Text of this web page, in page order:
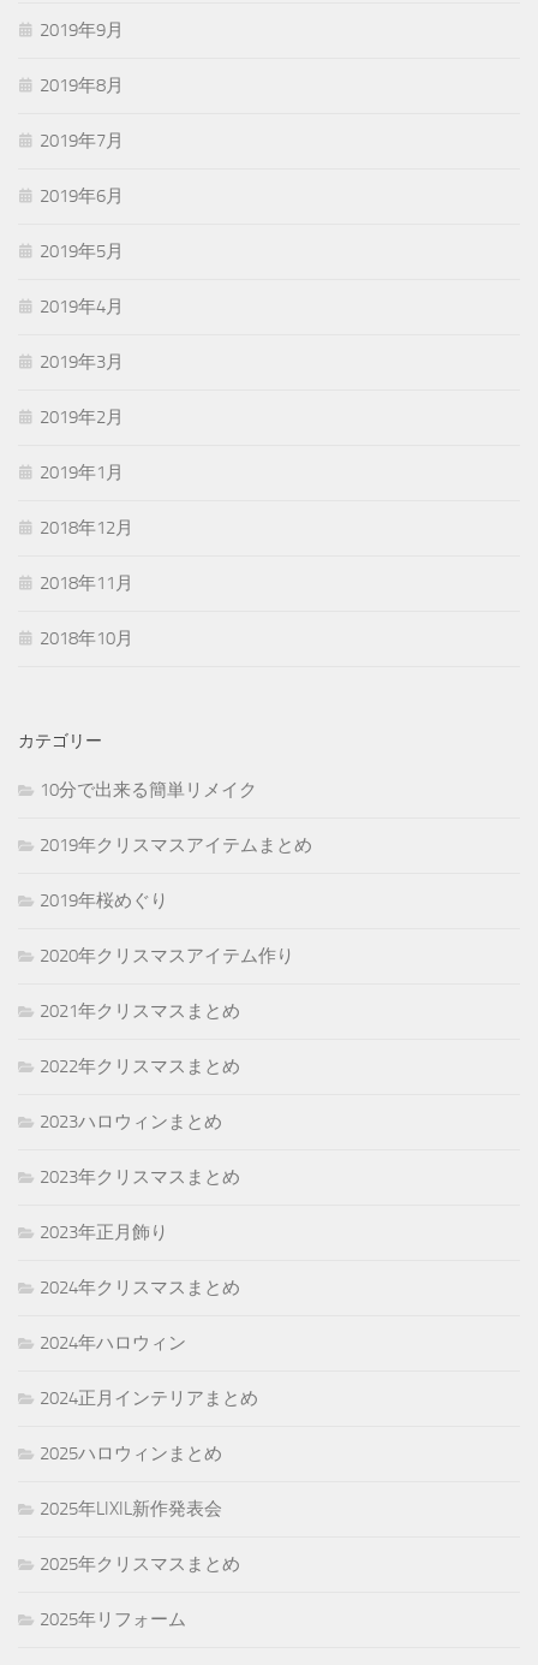
2019年9月
2019年8月
2019年7月
2019年6月
2019年5月
2019年4月
2019年3月
2019年2月
2019年1月
2018年12月
2018年11月
2018年10月
カテゴリー
10分で出来る簡単リメイク
2019年クリスマスアイテムまとめ
2019年桜めぐり
2020年クリスマスアイテム作り
2021年クリスマスまとめ
2022年クリスマスまとめ
2023ハロウィンまとめ
2023年クリスマスまとめ
2023年正月飾り
2024年クリスマスまとめ
2024年ハロウィン
2024正月インテリアまとめ
2025ハロウィンまとめ
2025年LIXIL新作発表会
2025年クリスマスまとめ
2025年リフォーム